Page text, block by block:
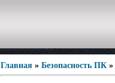
Главная » Безопасность ПК »